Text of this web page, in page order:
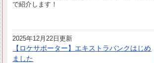
で紹介します！
2025年12月22日更新
【ロケサポーター】エキストラバンクはじめ
ました